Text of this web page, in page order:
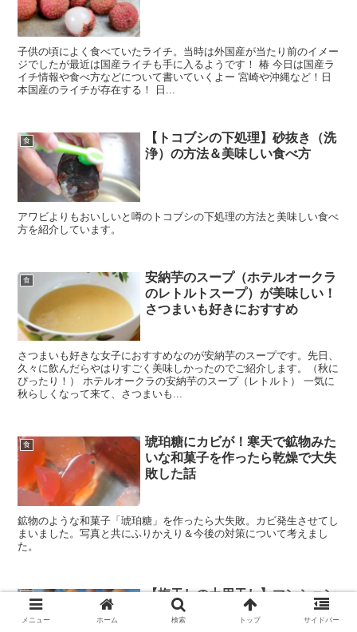
子供の頃によく食べていたライチ。当時は外国産が当たり前のイメー
ジでしたが最近は国産ライチも手に入るようです！ 椿 今日は国産ラ
イチ情報や食べ方などについて書いていくよー 宮崎や沖縄など！日
本国産のライチが存在する！ 日...
食
【トコブシの下処理】砂抜き（洗
浄）の方法＆美味しい食べ方
アワビよりもおいしいと噂のトコブシの下処理の方法と美味しい食べ
方を紹介しています。
食
安納芋のスープ（ホテルオークラ
のレトルトスープ）が美味しい！
さつまいも好きにおすすめ
さつまいも好きな女子におすすめなのが安納芋のスープです。先日、
久々に飲んだらやはりすごく美味しかったのでご紹介します。（秋に
ぴったり！） ホテルオークラの安納芋のスープ（レトルト） 一気に
秋らしくなって来て、さつまいも...
食
琥珀糖にカビが！寒天で鉱物みた
いな和菓子を作ったら乾燥で大失
敗した話
鉱物のような和菓子「琥珀糖」を作ったら大失敗。カビ発生させてし
まいました。写真と共にふりかえり＆今後の対策について考えまし
た。
【梅干しの土用干し】マンション
のベランダなら干し野菜用ネット
が便利
メニュー ホーム 検索 トップ サイドバー